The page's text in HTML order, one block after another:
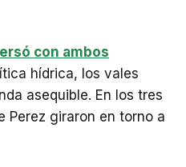
con ambos
hídrica, los vales
asequible. En los tres
Perez giraron en torno a